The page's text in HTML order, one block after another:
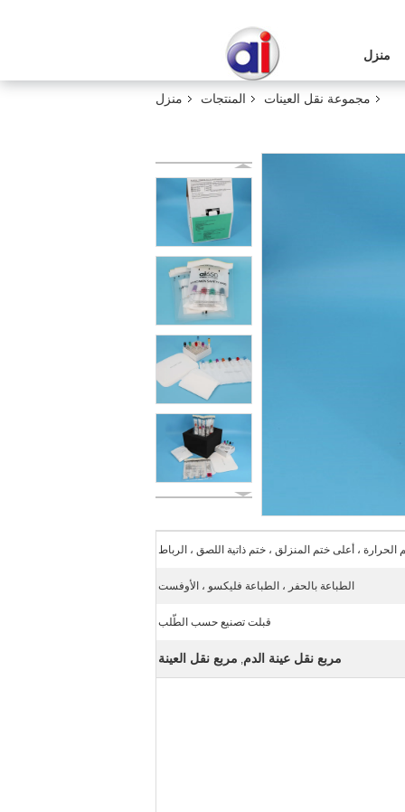
منزل
منزل المنتجات مجموعة نقل العينات
، أعلى ختم المنزلق ، ختم ذاتية اللصق ، الرباط
الطباعة بالحفر ، الطباعة فليكسو ، الأوفست
قبلت تصنيع حسب الطّلب
مربع نقل عينة الدم, مربع نقل العينة